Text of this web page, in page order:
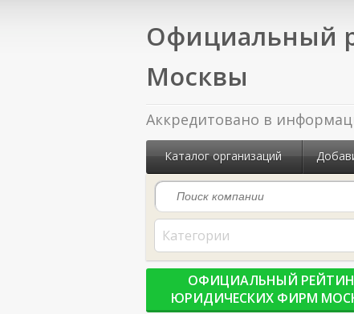
Официальный
Москвы
Аккредитовано в
Каталог организаций
Категории
ОФИЦИАЛЬНЫЙ
ЮРИДИЧЕСКИХ ФИРМ